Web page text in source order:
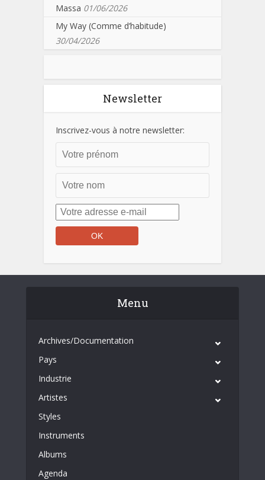
Massa 01/06/2026
My Way (Comme d’habitude)
30/04/2026
Newsletter
Inscrivez-vous à notre newsletter:
Menu
Archives/Documentation
Pays
Industrie
Artistes
Styles
Instruments
Albums
Agenda